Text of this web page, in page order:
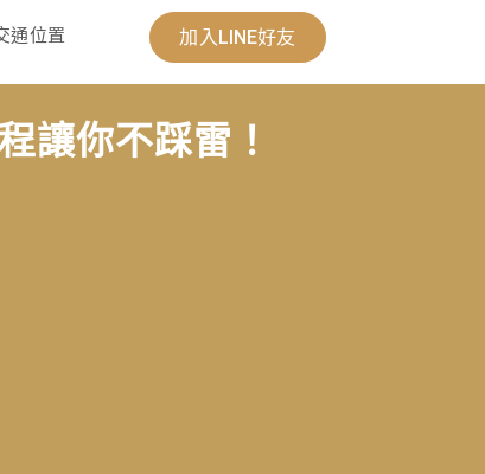
通位置 加入LINE好友
讓你不踩雷！